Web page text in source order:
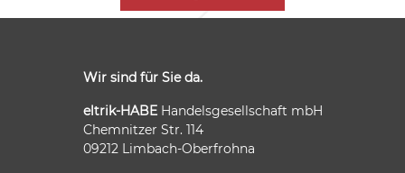
Wir sind für Sie da.
eltrik-HABEHandelsgesellschaft mbH
Chemnitzer Str. 114
09212 Limbach-Oberfrohna